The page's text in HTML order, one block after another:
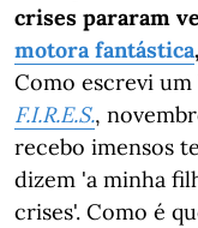
crises pararam
motora fantástica
Como escrevi
F.I.R.E.S.,
recebo imensos
dizem 'a minha
crises'. Como é